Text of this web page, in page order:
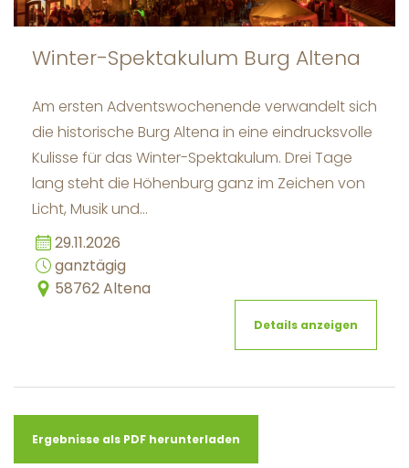
Winter-Spektakulum Burg Altena
Am ersten Adventswochenende verwandelt sich
die historische Burg Altena in eine eindrucksvolle
Kulisse für das Winter-Spektakulum. Drei Tage
lang steht die Höhenburg ganz im Zeichen von
Licht, Musik und…
29.11.2026
ganztägig
58762 Altena
Details anzeigen
Ergebnisse als PDF herunterladen